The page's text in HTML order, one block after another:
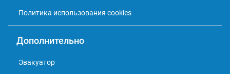
Политика использования cookies
Дополнительно
Эвакуатор